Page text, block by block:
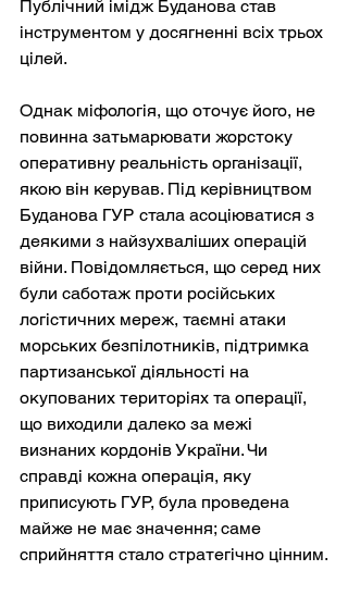
Публічний імідж Буданова став
інструментом у досягненні всіх трьох
цілей.
Однак міфологія, що оточує його, не
повинна затьмарювати жорстоку
оперативну реальність організації,
якою він керував. Під керівництвом
Буданова ГУР стала асоціюватися з
деякими з найзухваліших операцій
війни. Повідомляється, що серед них
були саботаж проти російських
логістичних мереж, таємні атаки
морських безпілотників, підтримка
партизанської діяльності на
окупованих територіях та операції,
що виходили далеко за межі
визнаних кордонів України. Чи
справді кожна операція, яку
приписують ГУР, була проведена
майже не має значення; саме
сприйняття стало стратегічно цінним.